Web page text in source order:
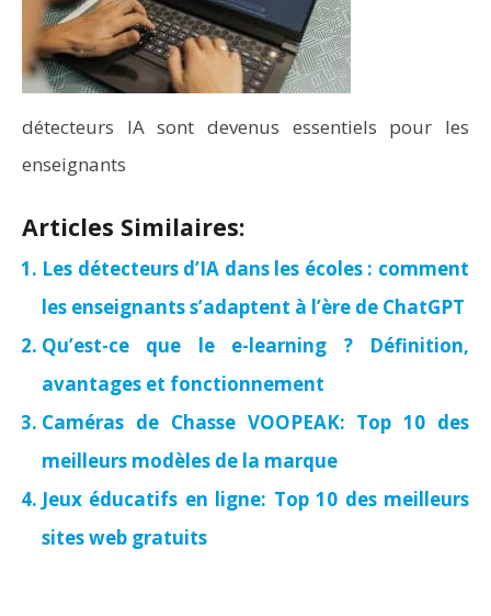
détecteurs IA sont devenus essentiels pour les
enseignants
Articles Similaires:
Les détecteurs d’IA dans les écoles : comment
les enseignants s’adaptent à l’ère de ChatGPT
Qu’est-ce que le e-learning ? Définition,
avantages et fonctionnement
Caméras de Chasse VOOPEAK: Top 10 des
meilleurs modèles de la marque
Jeux éducatifs en ligne: Top 10 des meilleurs
sites web gratuits